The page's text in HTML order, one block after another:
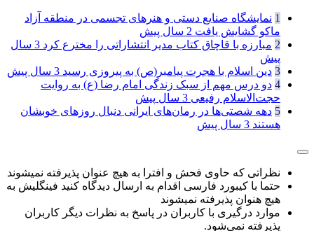
1 نمایشگاه صنایع دستی و هنرهای تجسمی در منطقه آزاد
ماکو گشایش یافت 2 سال پیش
2 مبارزه با قاچاق کتاب مدیر انتشاراتی را مخترع کرد
3 سال
پیش
3 دین اسلام با هجرت پیامبر(ص) به پیروزی رسید 3 سال پیش
4 دو درس مهم از سبک زندگی امام رضا (ع) به روایت
حجت‌الاسلام رفیعی 3 سال پیش
5 دهه شصتی‌ها در رمان‌های ایرانی دنبال روزهای خوبشان
هستند 3 سال پیش
نظراتی که حاوی فحش و افترا به هیچ عنوان پذیرفته نمیشوند
حتما با کیبورد فارسی اقدام به ارسال دیدگاه کنید فینگلیش به
هیچ هنوان پذیرفته نمیشوند
موارد درگیری با کاربران در پاسخ به نظرات دیگر کاربران
پذیرفته نمی‌شود.